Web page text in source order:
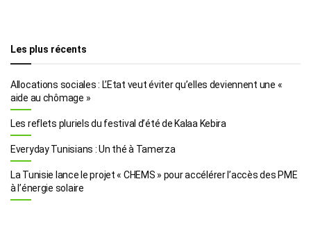
Les plus récents
Allocations sociales : L’Etat veut éviter qu’elles deviennent une «
aide au chômage »
Les reflets pluriels du festival d’été de Kalaa Kebira
Everyday Tunisians : Un thé à Tamerza
La Tunisie lance le projet « CHEMS » pour accélérer l’accès des PME
à l’énergie solaire